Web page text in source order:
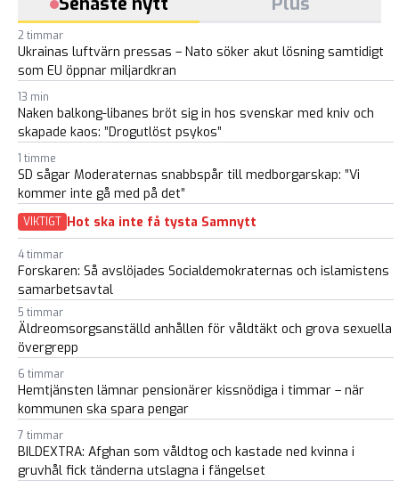
2 timmar
Ukrainas luftvärn pressas – Nato söker akut lösning samtidigt
som EU öppnar miljardkran
13 min
Naken balkong-libanes bröt sig in hos svenskar med kniv och
skapade kaos: ”Drogutlöst psykos”
1 timme
SD sågar Moderaternas snabbspår till medborgarskap: ”Vi
kommer inte gå med på det”
VIKTIGT Hot ska inte få tysta Samnytt
4 timmar
Forskaren: Så avslöjades Socialdemokraternas och islamistens
samarbetsavtal
5 timmar
Äldreomsorgsanställd anhållen för våldtäkt och grova sexuella
övergrepp
6 timmar
Hemtjänsten lämnar pensionärer kissnödiga i timmar – när
kommunen ska spara pengar
7 timmar
BILDEXTRA: Afghan som våldtog och kastade ned kvinna i
gruvhål fick tänderna utslagna i fängelset